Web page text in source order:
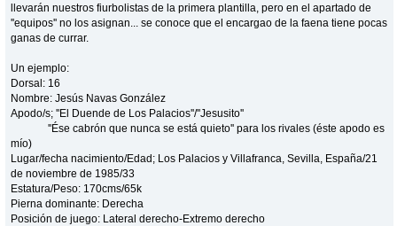
llevarán nuestros fiurbolistas de la primera plantilla, pero en el apartado de
''equipos'' no los asignan... se conoce que el encargao de la faena tiene pocas
ganas de currar.
Un ejemplo:
Dorsal: 16
Nombre: Jesús Navas González
Apodo/s; ''El Duende de Los Palacios''/''Jesusito''
''Ése cabrón que nunca se está quieto'' para los rivales (éste apodo es
mío)
Lugar/fecha nacimiento/Edad; Los Palacios y Villafranca, Sevilla, España/21
de noviembre de 1985/33
Estatura/Peso: 170cms/65k
Pierna dominante: Derecha
Posición de juego: Lateral derecho-Extremo derecho